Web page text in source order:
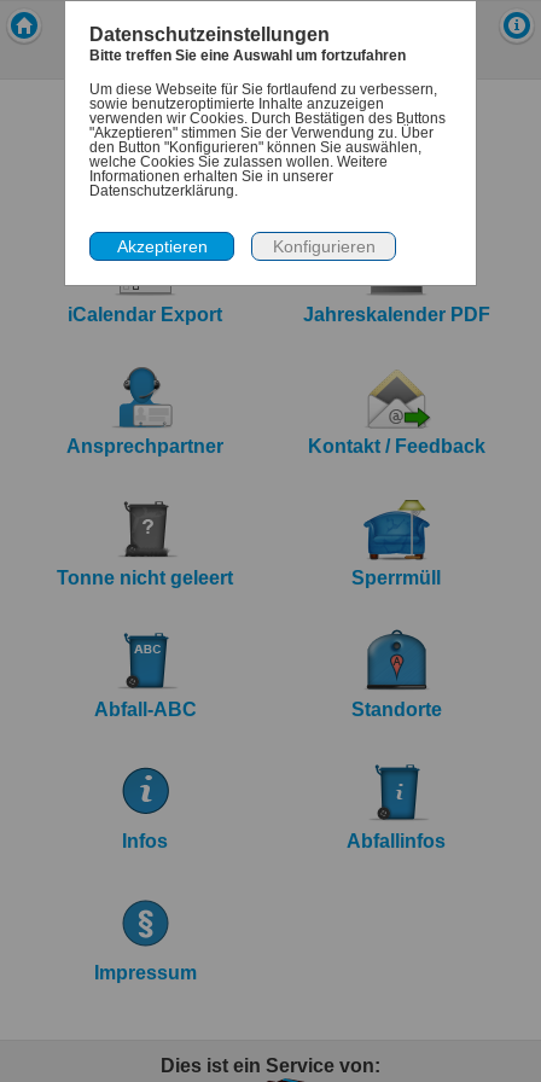
Mein-Abfallkalender
Stadt Dormagen
Termine
iCalendar Export Jahreskalender PDF
Ansprechpartner Kontakt / Feedback
Tonne nicht geleert Sperrmüll
Abfall-ABC Standorte
Infos Abfallinfos
Impressum
Dies ist ein Service von:
Datenschutzeinstellungen
Bitte treffen Sie eine Auswahl um fortzufahren
Um diese Webseite für Sie fortlaufend zu verbessern,
sowie benutzeroptimierte Inhalte anzuzeigen
verwenden wir Cookies. Durch Bestätigen des Buttons
"Akzeptieren" stimmen Sie der Verwendung zu. Über
den Button "Konfigurieren" können Sie auswählen,
welche Cookies Sie zulassen wollen. Weitere
Informationen erhalten Sie in unserer
Datenschutzerklärung.